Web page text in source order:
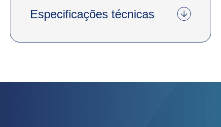
Especificações técnicas